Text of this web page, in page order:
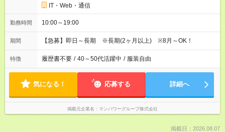
IT・Web・通信
勤務時間 10:00～19:00
期間 【急募】即日～長期 ※長期(2ヶ月以上) ※8月～OK！
特徴 履歴書不要 / 40～50代活躍中 / 服装自由
気になる！ 応募する 詳細へ
掲載元企業名 マンパワーグループ株式会社
掲載日：2026.08.07